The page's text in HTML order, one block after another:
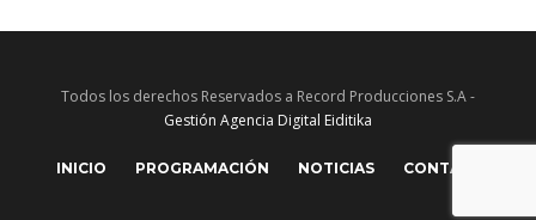
Todos los derechos Reservados a Record Producciones S.A -
Gestión Agencia Digital Eiditika
INICIO PROGRAMACIÓN NOTICIAS CONTACTO